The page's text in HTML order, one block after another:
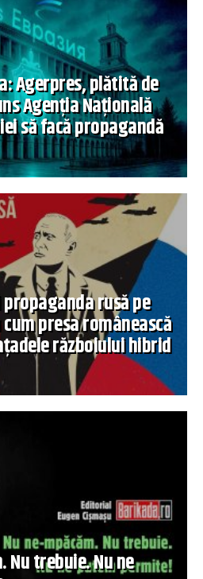
Agerpres, plătită de
Agenția Națională
să facă propagandă
rusă pe
presa românească
războiului hibrid
Nu trebuie. Nu ne